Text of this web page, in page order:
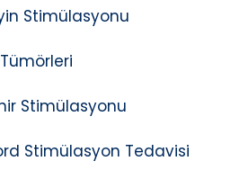
Stimülasyonu
Stimülasyonu
Stimülasyon Tedavisi